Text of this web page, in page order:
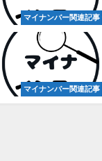
マイナンバー関連記事
マイナンバー関連記事